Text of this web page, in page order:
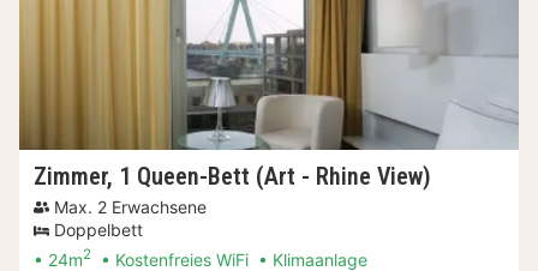
Zimmer, 1 Queen-Bett (Art - Rhine View)
Max. 2 Erwachsene
Doppelbett
24m2 Kostenfreies WiFi Klimaanlage